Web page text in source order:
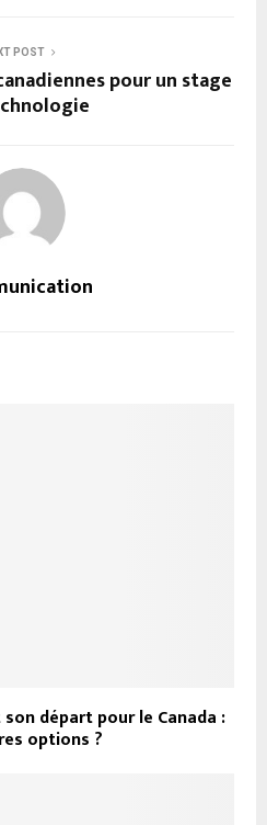
POST
pour un stage
départ pour le Canada :
options ?